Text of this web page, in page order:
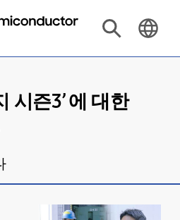
시즌3’ 에 대한